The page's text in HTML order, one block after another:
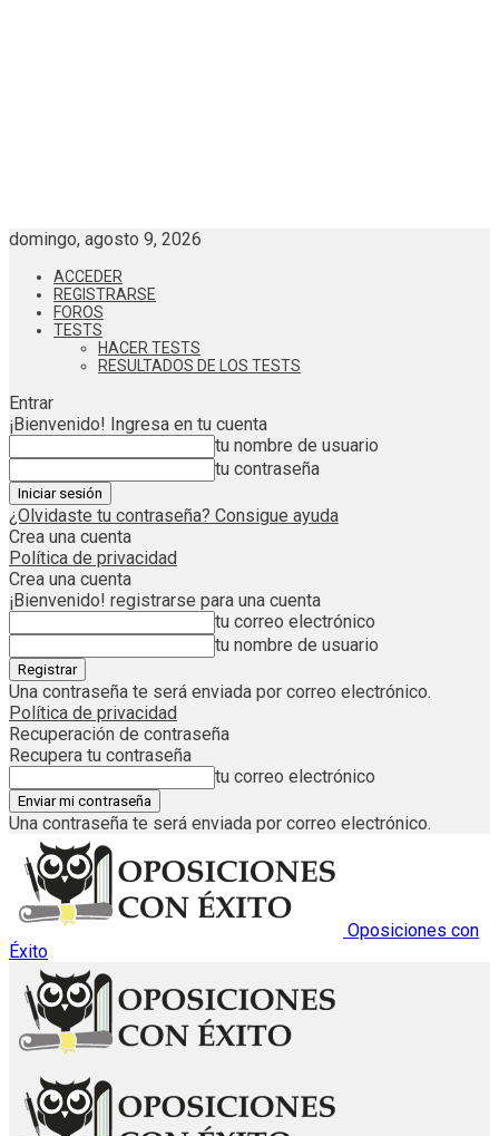
domingo, agosto 9, 2026
ACCEDER
REGISTRARSE
FOROS
TESTS
HACER TESTS
RESULTADOS DE LOS TESTS
Entrar
¡Bienvenido! Ingresa en tu cuenta
tu nombre de usuario
tu contraseña
¿Olvidaste tu contraseña? Consigue ayuda
Crea una cuenta
Política de privacidad
Crea una cuenta
¡Bienvenido! registrarse para una cuenta
tu correo electrónico
tu nombre de usuario
Una contraseña te será enviada por correo electrónico.
Política de privacidad
Recuperación de contraseña
Recupera tu contraseña
tu correo electrónico
Una contraseña te será enviada por correo electrónico.
Oposiciones con
Éxito